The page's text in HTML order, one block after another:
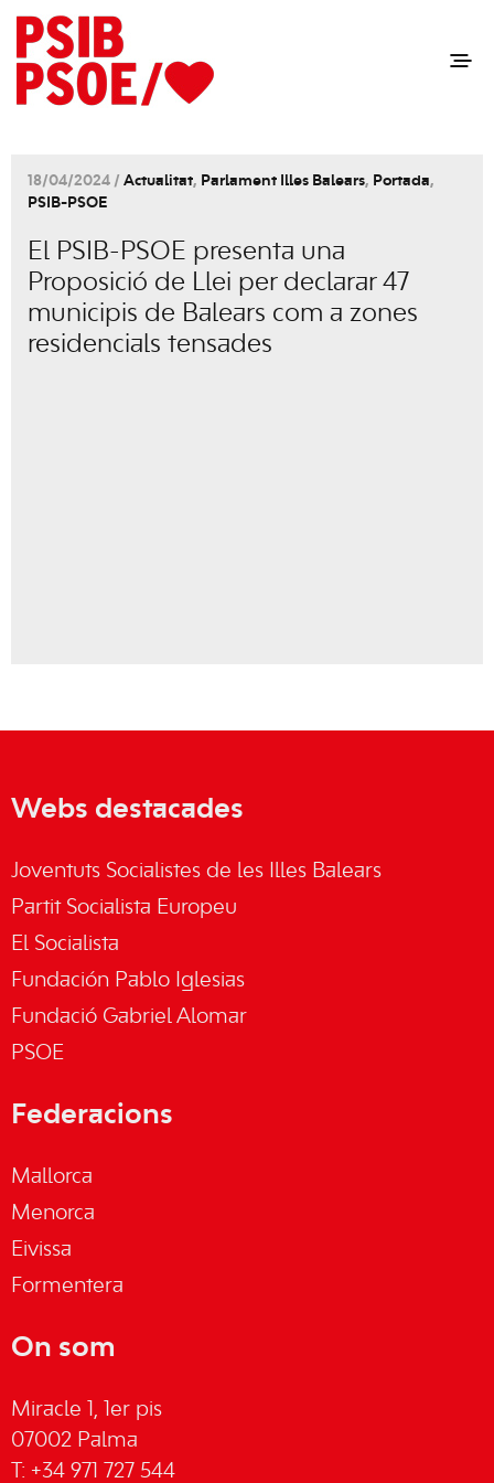
18/04/2024 / Actualitat, Parlament Illes Balears, Portada,
PSIB-PSOE
El PSIB-PSOE presenta una
Proposició de Llei per declarar 47
municipis de Balears com a zones
residencials tensades
Webs destacades
Joventuts Socialistes de les Illes Balears
Partit Socialista Europeu
El Socialista
Fundación Pablo Iglesias
Fundació Gabriel Alomar
PSOE
Federacions
Mallorca
Menorca
Eivissa
Formentera
On som
Miracle 1, 1er pis
07002 Palma
T: +34 971 727 544